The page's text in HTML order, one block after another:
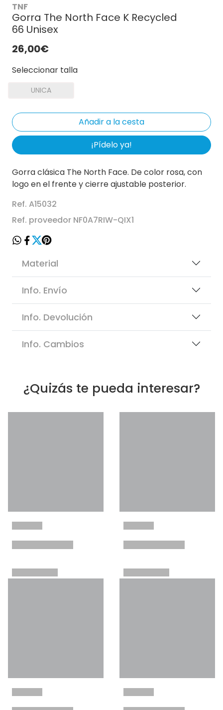
TNF
Gorra The North Face K Recycled
66 Unisex
26,00€
Seleccionar talla
UNICA
¡Pídelo ya!
Gorra clásica The North Face. De color rosa, con
logo en el frente y cierre ajustable posterior.
Ref. A15032
Ref. proveedor NF0A7RIW-QIX1
Material
Info. Envío
Info. Devolución
Info. Cambios
¿Quizás te pueda interesar?